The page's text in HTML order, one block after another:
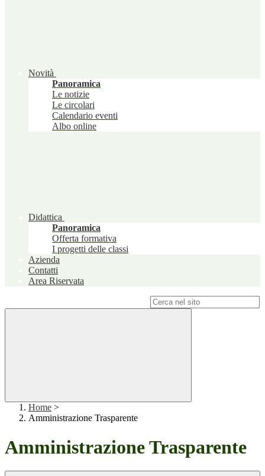
Novità
Panoramica
Le notizie
Le circolari
Calendario eventi
Albo online
Didattica
Panoramica
Offerta formativa
I progetti delle classi
Azienda
Contatti
Area Riservata
Home >
Amministrazione Trasparente
Amministrazione Trasparente